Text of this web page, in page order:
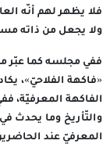
فلا يظهر لهم أنّه
ولا يجعل من ذاته
ففي مجلسه كما عبّر
«فاكهة الفلاحيّ»،
الفاكهة المعرفيّة،
والتّأريخ وما يحدث
المعرفيّ عند